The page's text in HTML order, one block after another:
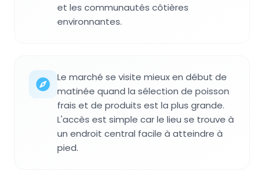
et les communautés côtières
environnantes.
Le marché se visite mieux en début de
matinée quand la sélection de poisson
frais et de produits est la plus grande.
L'accès est simple car le lieu se trouve à
un endroit central facile à atteindre à
pied.